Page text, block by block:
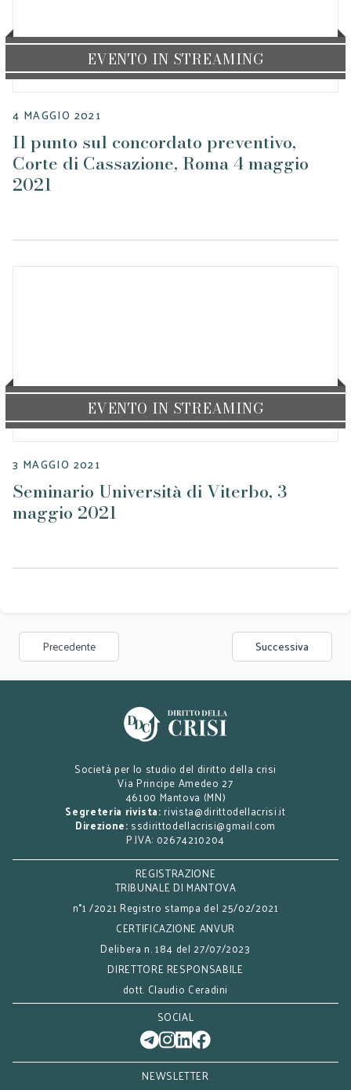
EVENTO IN STREAMING
4 MAGGIO 2021
Il punto sul concordato preventivo,
Corte di Cassazione, Roma 4 maggio
2021
EVENTO IN STREAMING
3 MAGGIO 2021
Seminario Università di Viterbo, 3
maggio 2021
Precedente Successiva
Società per lo studio del diritto della crisi
Via Principe Amedeo 27
46100 Mantova (MN)
Segreteria rivista: rivista@dirittodellacrisi.it
Direzione: ssdirittodellacrisi@gmail.com
P.IVA: 02674210204
REGISTRAZIONE
TRIBUNALE DI MANTOVA
n°1 /2021 Registro stampa del 25/02/2021
CERTIFICAZIONE ANVUR
Delibera n. 184 del 27/07/2023
DIRETTORE RESPONSABILE
dott. Claudio Ceradini
SOCIAL
NEWSLETTER